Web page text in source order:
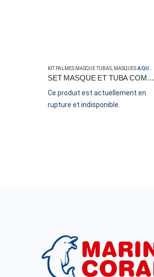
KIT PALMES MASQUE TUBAS, MASQUESAQUALUNG
SET MASQUE ET TUBA COMBO BONITA
Ce produit est actuellement en
rupture et indisponible.